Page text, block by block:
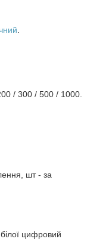
.
/ 300 / 500 / 1000.
шт - за
цифровий